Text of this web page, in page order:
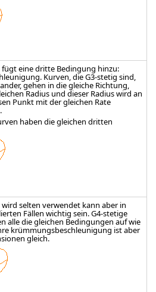
fügt eine dritte Bedingung hinzu:
Kurven, die G3-stetig sind,
gehen in die gleiche Richtung,
Radius und dieser Radius wird an
Punkt mit der gleichen Rate
haben die gleichen dritten
selten verwendet kann aber in
Fällen wichtig sein. G4-stetige
alle die gleichen Bedingungen auf wie
krümmungsbeschleunigung ist aber
gleich.